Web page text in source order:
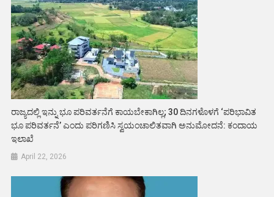
ರಾಜ್ಯದಲ್ಲಿ ಇನ್ನು ಭೂ ಪರಿವರ್ತನೆಗೆ ಕಾಯಬೇಕಾಗಿಲ್ಲ; 30 ದಿನಗಳೊಳಗೆ ‘ಪರಿಭಾವಿತ
ಭೂ ಪರಿವರ್ತನೆ’ ಎಂದು ಪರಿಗಣಿಸಿ ಸ್ವಯಂಚಾಲಿತವಾಗಿ ಅನುಮೋದನೆ: ಕಂದಾಯ
ಇಲಾಖೆ
April 22, 2026